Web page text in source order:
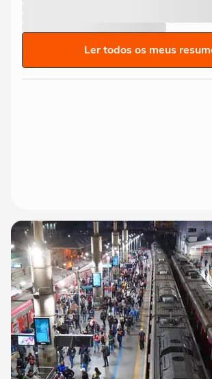
Ler todos os meus